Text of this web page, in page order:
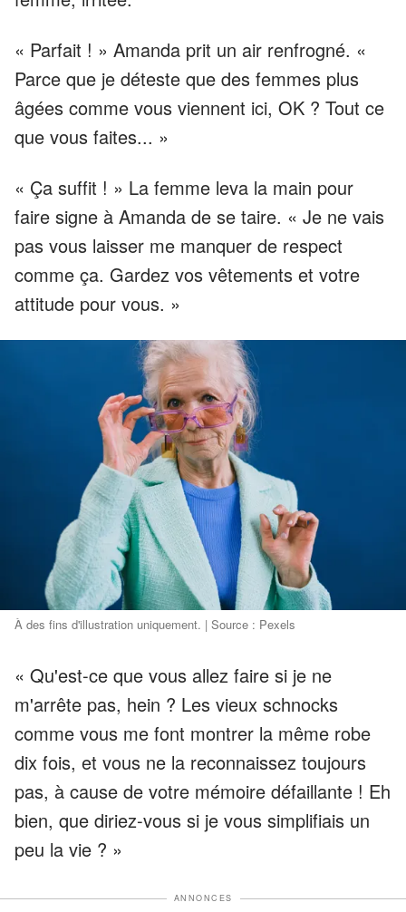
« Parfait ! » Amanda prit un air renfrogné. «
Parce que je déteste que des femmes plus
âgées comme vous viennent ici, OK ? Tout ce
que vous faites... »
« Ça suffit ! » La femme leva la main pour
faire signe à Amanda de se taire. « Je ne vais
pas vous laisser me manquer de respect
comme ça. Gardez vos vêtements et votre
attitude pour vous. »
À des fins d'illustration uniquement. | Source : Pexels
« Qu'est-ce que vous allez faire si je ne
m'arrête pas, hein ? Les vieux schnocks
comme vous me font montrer la même robe
dix fois, et vous ne la reconnaissez toujours
pas, à cause de votre mémoire défaillante ! Eh
bien, que diriez-vous si je vous simplifiais un
peu la vie ? »
ANNONCES